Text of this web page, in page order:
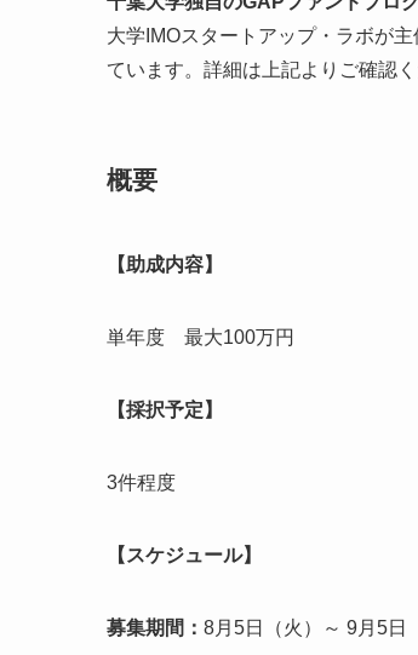
大学IMOスタートアップ・ラボが
ています。詳細は上記よりご確認く
概要
【助成内容】
単年度 最大100万円
【採択予定】
3件程度​
【スケジュール】
募集期間： 8月5日（火）～ 9月5日